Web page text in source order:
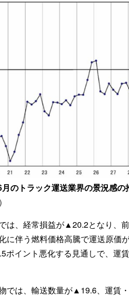
のトラック運送業界の景況感の
は、経常損益が▲20.2となり、
に伴う燃料価格高騰で運送原価
ポイント悪化する見通しで、運
では、輸送数量が▲19.6、運賃